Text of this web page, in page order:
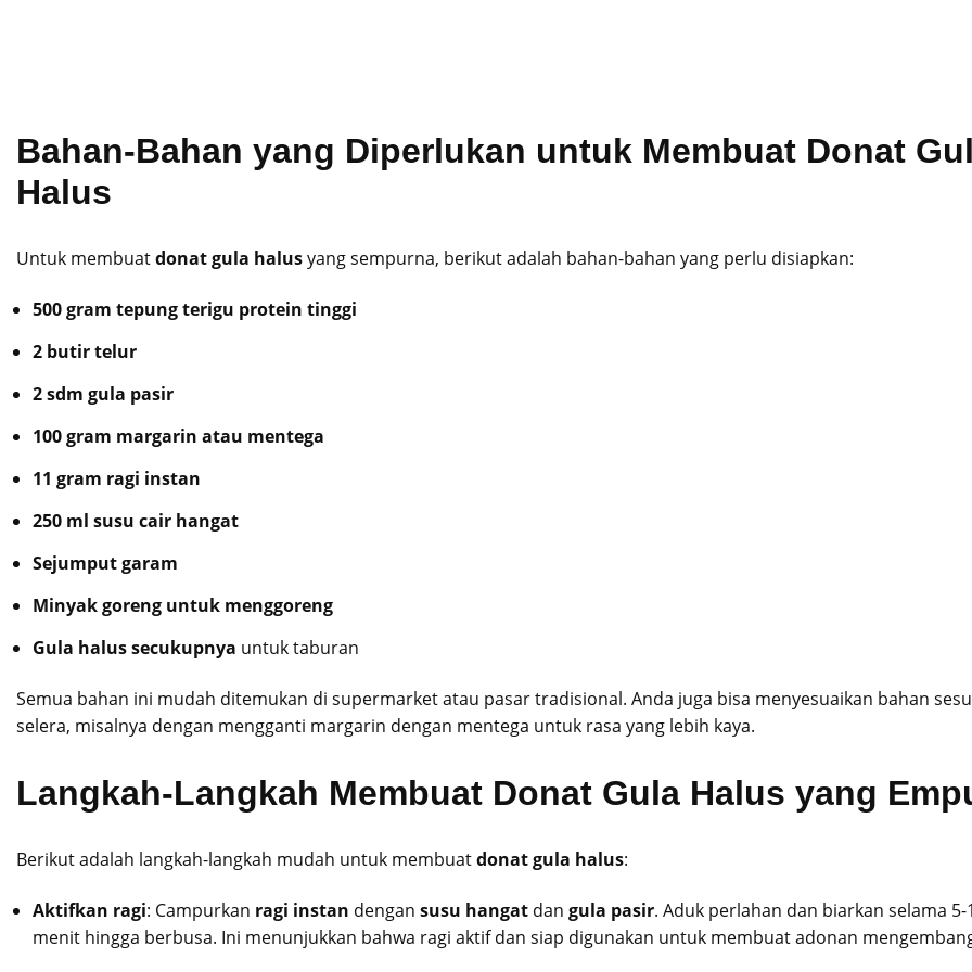
Bahan-Bahan yang Diperlukan untuk Membuat Donat
Halus
Untuk membuatdonat gula halusyang sempurna, berikut adalah bahan-bahan yang perlu disiapkan:
500 gram tepung terigu protein tinggi
2 butir telur
2 sdm gula pasir
100 gram margarin atau mentega
11 gram ragi instan
250 ml susu cair hangat
Sejumput garam
Minyak goreng untuk menggoreng
Gula halus secukupnya untuk taburan
Semua bahan ini mudah ditemukan di supermarket atau pasar tradisional. Anda juga bisa menyesuaikan bahan
selera, misalnya dengan mengganti margarin dengan mentega untuk rasa yang lebih kaya.
Langkah-Langkah Membuat Donat Gula Halus yang
Berikut adalah langkah-langkah mudah untuk membuatdonat gula halus:
Aktifkan ragi: Campurkan ragi instan dengan susu hangat dan gula pasir. Aduk perlahan dan biarkan selama 5-
menit hingga berbusa. Ini menunjukkan bahwa ragi aktif dan siap digunakan untuk membuat adonan